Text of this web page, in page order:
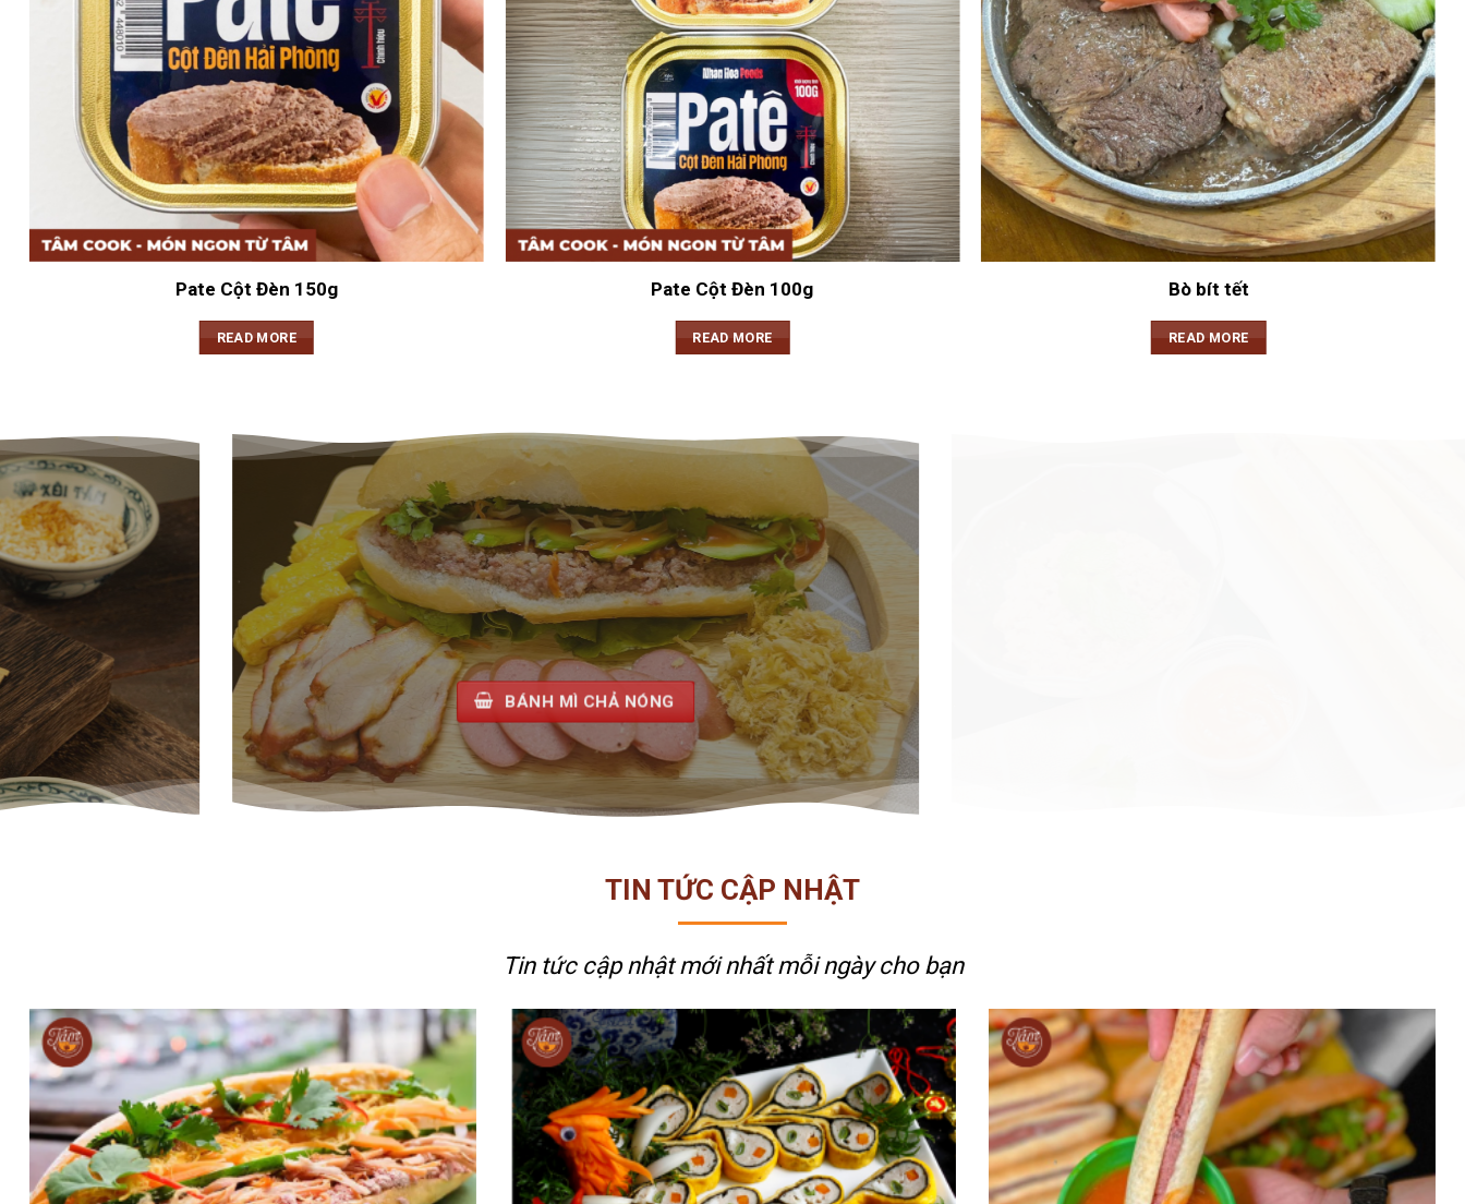
Pate Cột Đèn 150g
READ MORE
Pate Cột Đèn 100g
READ MORE
Bò bít tết
READ MORE
XÔI TÂM
TIN TỨC CẬP NHẬT
Tin tức cập nhật mới nhấtmỗi ngày cho bạn